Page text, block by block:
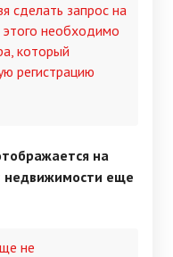
сделать запрос на
необходимо
который
регистрацию
на
недвижимости еще
не